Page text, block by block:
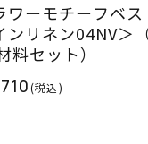
ワーモチーフベス
ンリネン04NV＞
料セット）
(税込)